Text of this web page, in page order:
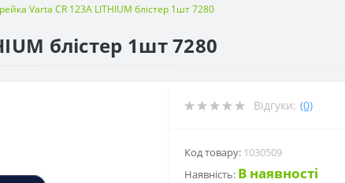
Varta CR 123А LITHIUM блістер 1шт 7280
блістер 1шт 7280
Відгуки: (0)
Код товару: 1030509
Наявність: В наявності